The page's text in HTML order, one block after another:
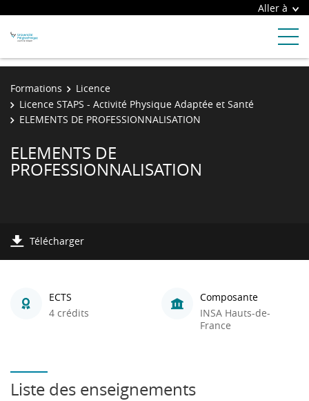
Aller à
Formations
Licence
Licence STAPS - Activité Physique Adaptée et Santé
ELEMENTS DE PROFESSIONNALISATION
ELEMENTS DE
PROFESSIONNALISATION
Télécharger
ECTS
4 crédits
Composante
INSA Hauts-de-
France
Liste des enseignements